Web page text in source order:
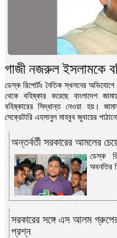
গাজী নজরুল ইসলামকে
ডেস্ক রিপোর্টঃ নৈতিক স্খলনের
থেকে বহিষ্কার করেছে বাংলাদেশ
বহিষ্কারের সিদ্ধান্ত নেওয়া হয়।
সেক্রেটারি এহসানুল মাহবুব জুবায়ের
অন্তর্বর্তী সরকারের আমলের
ডেস্ক
অবনতির
সরকারের সঙ্গে এস আলম গ্রুপের
প্রশ্ন